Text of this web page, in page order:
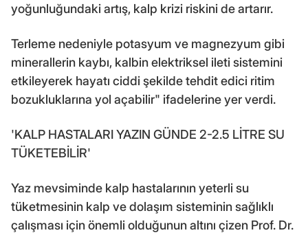
yoğunluğundaki artış, kalp krizi riskini de artarır.
Terleme nedeniyle potasyum ve magnezyum gibi
minerallerin kaybı, kalbin elektriksel ileti sistemini
etkileyerek hayatı ciddi şekilde tehdit edici ritim
bozukluklarına yol açabilir" ifadelerine yer verdi.
'KALP HASTALARI YAZIN GÜNDE 2-2.5 LİTRE SU
TÜKETEBİLİR'
Yaz mevsiminde kalp hastalarının yeterli su
tüketmesinin kalp ve dolaşım sisteminin sağlıklı
çalışması için önemli olduğunun altını çizen Prof. Dr.